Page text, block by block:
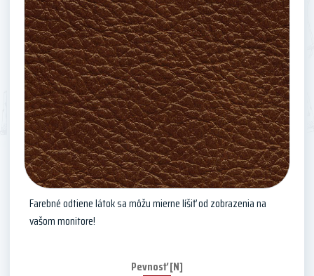
Farebné odtiene látok sa môžu mierne líšiť od zobrazenia na
vašom monitore!
Pevnosť [N]